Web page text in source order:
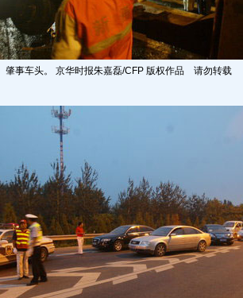
肇事车头。 京华时报朱嘉磊/CFP 版权作品 请勿转载